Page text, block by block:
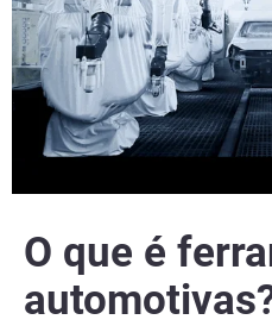
O que é